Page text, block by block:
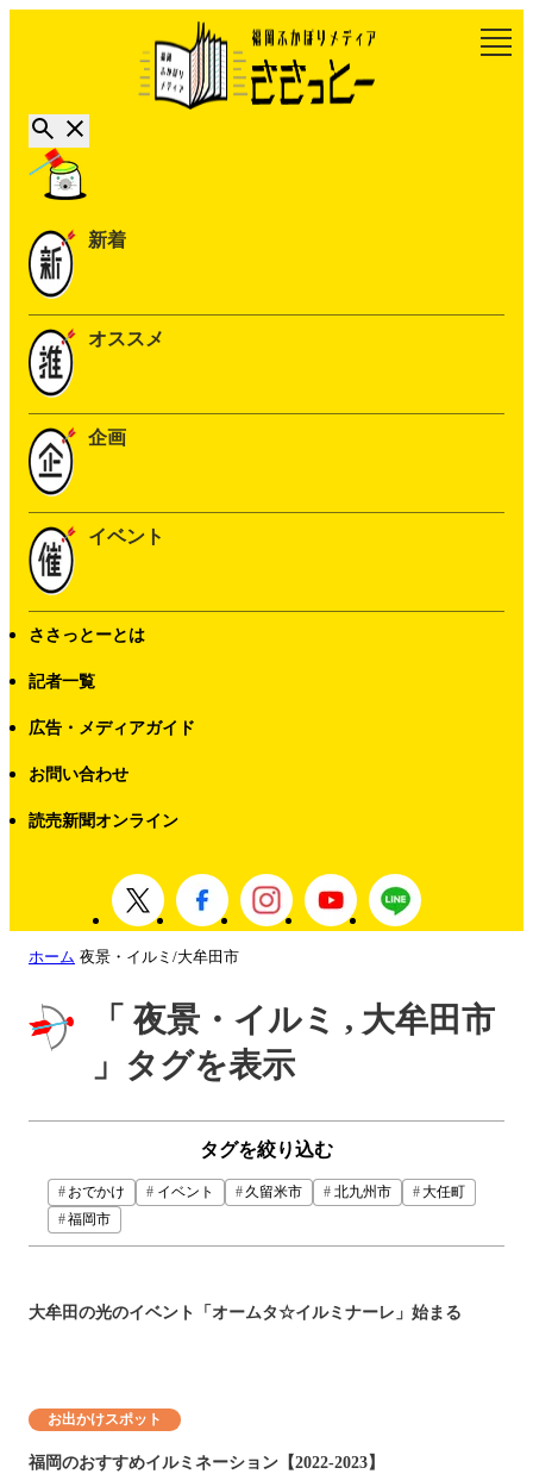
新着
オススメ
企画
イベント
ささっとーとは
記者一覧
広告・メディアガイド
お問い合わせ
読売新聞オンライン
ホーム 夜景・イルミ/大牟田市
「 夜景・イルミ , 大牟田市
」タグを表示
タグを絞り込む
おでかけ イベント 久留米市 北九州市
大任町
福岡市
大牟田の光のイベント「オームタ☆イルミナーレ」始まる
お出かけスポット
福岡のおすすめイルミネーション【2022-2023】